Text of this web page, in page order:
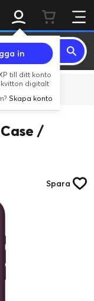
in
till ditt konto
digitalt
Skapa konto
kr.
/
Spara